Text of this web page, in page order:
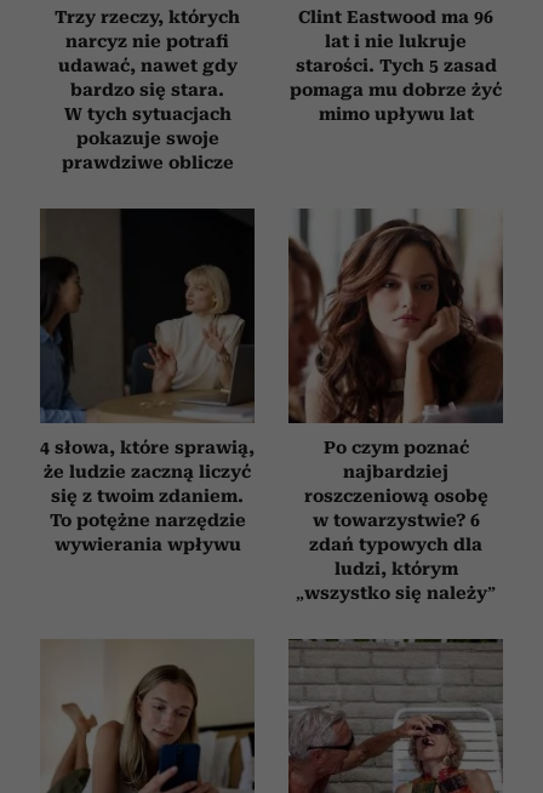
Trzy rzeczy, których
narcyz nie potrafi
udawać, nawet gdy
bardzo się stara.
W tych sytuacjach
pokazuje swoje
prawdziwe oblicze
Clint Eastwood ma 96
lat i nie lukruje
starości. Tych 5 zasad
pomaga mu dobrze żyć
mimo upływu lat
4 słowa, które sprawią,
że ludzie zaczną liczyć
się z twoim zdaniem.
To potężne narzędzie
wywierania wpływu
Po czym poznać
najbardziej
roszczeniową osobę
w towarzystwie? 6
zdań typowych dla
ludzi, którym
„wszystko się należy”